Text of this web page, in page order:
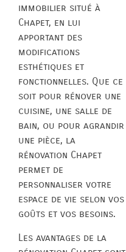
immobilier situé à
Chapet, en lui
apportant des
modifications
esthétiques et
fonctionnelles. Que ce
soit pour rénover une
cuisine, une salle de
bain, ou pour agrandir
une pièce, la
rénovation Chapet
permet de
personnaliser votre
espace de vie selon vos
goûts et vos besoins.
Les avantages de la